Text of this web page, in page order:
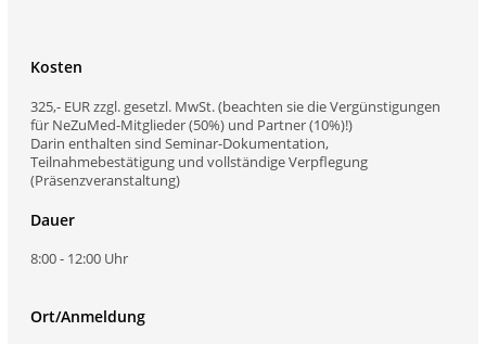
Kosten
325,- EUR zzgl. gesetzl. MwSt. (beachten sie die Vergünstigungen
für NeZuMed-Mitglieder (50%) und Partner (10%)!)
Darin enthalten sind Seminar-Dokumentation,
Teilnahmebestätigung und vollständige Verpflegung
(Präsenzveranstaltung)
Dauer
8:00 - 12:00 Uhr
Ort/Anmeldung